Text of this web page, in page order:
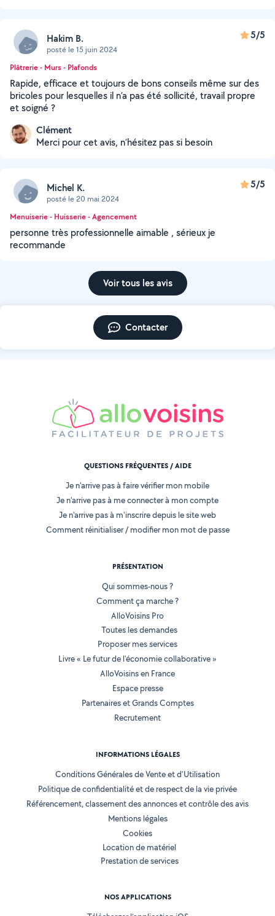
Hakim B.
posté le 15 juin 2024
5/5
Plâtrerie - Murs - Plafonds
Rapide, efficace et toujours de bons conseils même sur des
bricoles pour lesquelles il n’a pas été sollicité, travail propre
et soigné ?
Clément
Merci pour cet avis, n’hésitez pas si besoin
Michel K.
posté le 20 mai 2024
5/5
Menuiserie - Huisserie - Agencement
personne très professionnelle aimable , sérieux je
recommande
Voir tous les avis
Contacter
QUESTIONS FRÉQUENTES / AIDE
Je n'arrive pas à faire vérifier mon mobile
Je n'arrive pas à me connecter à mon compte
Je n'arrive pas à m'inscrire depuis le site web
Comment réinitialiser / modifier mon mot de passe
PRÉSENTATION
Qui sommes-nous ?
Comment ça marche ?
AlloVoisins Pro
Toutes les demandes
Proposer mes services
Livre « Le futur de l'économie collaborative »
AlloVoisins en France
Espace presse
Partenaires et Grands Comptes
Recrutement
INFORMATIONS LÉGALES
Conditions Générales de Vente et d'Utilisation
Politique de confidentialité et de respect de la vie privée
Référencement, classement des annonces et contrôle des avis
Mentions légales
Cookies
Location de matériel
Prestation de services
NOS APPLICATIONS